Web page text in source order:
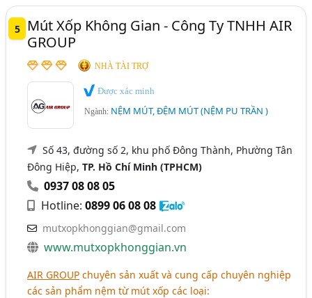
5
Mút Xốp Không Gian - Công Ty TNHH AIR
GROUP
NHÀ TÀI TRỢ
Được xác minh
Ngành: NỆM MÚT, ĐỆM MÚT (NỆM PU TRẦN )
Số 43, đường số 2, khu phố Đông Thành, Phường Tân
Đông Hiệp,TP. Hồ Chí Minh (TPHCM)
0937 08 08 05
Hotline:0899 06 08 08
mutxopkhonggian@gmail.com
www.mutxopkhonggian.vn
AIR GROUP chuyên sản xuất và cung cấp chuyên nghiệp
các sản phẩm nệm từ mút xốp các loại: